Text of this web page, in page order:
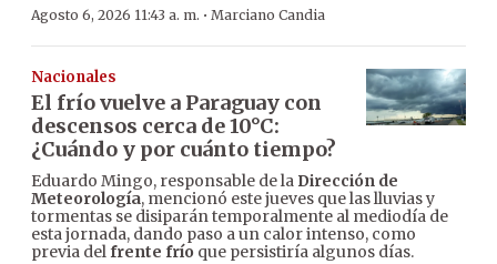
Agosto 6, 2026 11:43 a. m. · Marciano Candia
Nacionales
El frío vuelve a Paraguay con
descensos cerca de 10°C:
¿Cuándo y por cuánto tiempo?
Eduardo Mingo, responsable de la Dirección de
Meteorología, mencionó este jueves que las lluvias y
tormentas se disiparán temporalmente al mediodía de
esta jornada, dando paso a un calor intenso, como
previa delfrente frío que persistiría algunos días.